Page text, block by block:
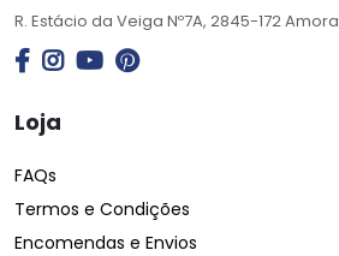
R. Estácio da Veiga Nº7A, 2845-172 Amora
Loja
FAQs
Termos e Condições
Encomendas e Envios